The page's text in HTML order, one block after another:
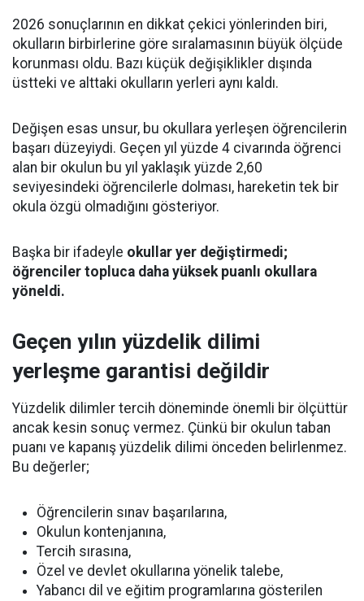
2026 sonuçlarının en dikkat çekici yönlerinden biri,
okulların birbirlerine göre sıralamasının büyük ölçüde
korunması oldu. Bazı küçük değişiklikler dışında
üstteki ve alttaki okulların yerleri aynı kaldı.
Değişen esas unsur, bu okullara yerleşen öğrencilerin
başarı düzeyiydi. Geçen yıl yüzde 4 civarında öğrenci
alan bir okulun bu yıl yaklaşık yüzde 2,60
seviyesindeki öğrencilerle dolması, hareketin tek bir
okula özgü olmadığını gösteriyor.
Başka bir ifadeyle okullar yer değiştirmedi;
öğrenciler topluca daha yüksek puanlı okullara
yöneldi.
Geçen yılın yüzdelik dilimi
yerleşme garantisi değildir
Yüzdelik dilimler tercih döneminde önemli bir ölçüttür
ancak kesin sonuç vermez. Çünkü bir okulun taban
puanı ve kapanış yüzdelik dilimi önceden belirlenmez.
Bu değerler;
Öğrencilerin sınav başarılarına,
Okulun kontenjanına,
Tercih sırasına,
Özel ve devlet okullarına yönelik talebe,
Yabancı dil ve eğitim programlarına gösterilen